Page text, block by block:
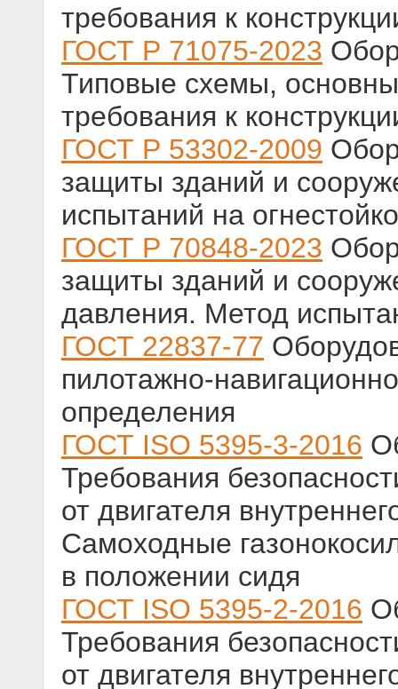
требования к
ГОСТ Р 71075-2023
Типовые схемы,
требования к
ГОСТ Р 53302-2009
защиты зданий и
испытаний на
ГОСТ Р 70848-2023
защиты зданий и
давления. Метод
ГОСТ 22837-77
пилотажно-
определения
ГОСТ ISO 5395-3-2016
Требования
от двигателя
Самоходные
в положении сидя
ГОСТ ISO 5395-2-2016
Требования
от двигателя